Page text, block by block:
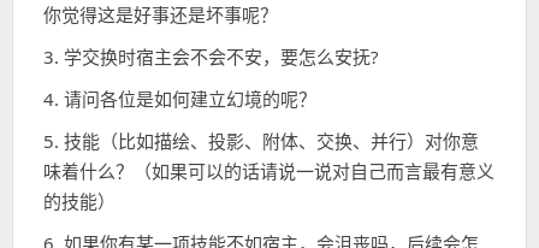
你觉得这是好事还是坏事呢？
3. 学交换时宿主会不会不安，要怎么安抚?
4. 请问各位是如何建立幻境的呢？
5. 技能（比如描绘、投影、附体、交换、并行）对你意
味着什么？（如果可以的话请说一说对自己而言最有意义
的技能）
6. 如果你有某一项技能不如宿主，会沮丧吗，后续会怎